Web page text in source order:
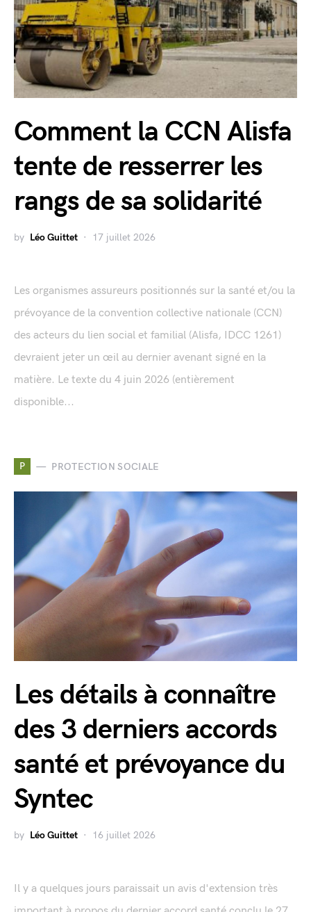
Comment la CCN Alisfa
tente de resserrer les
rangs de sa solidarité
by Léo Guittet 17 juillet 2026
Les organismes assureurs positionnés sur la santé et/ou la
prévoyance de la convention collective nationale (CCN)
des acteurs du lien social et familial (Alisfa, IDCC 1261)
devraient jeter un œil au dernier avenant signé en la
matière. Le texte du 4 juin 2026 (entièrement
disponible...
P PROTECTION SOCIALE
Les détails à connaître
des 3 derniers accords
santé et prévoyance du
Syntec
by Léo Guittet 16 juillet 2026
Il y a quelques jours paraissait un avis d'extension très